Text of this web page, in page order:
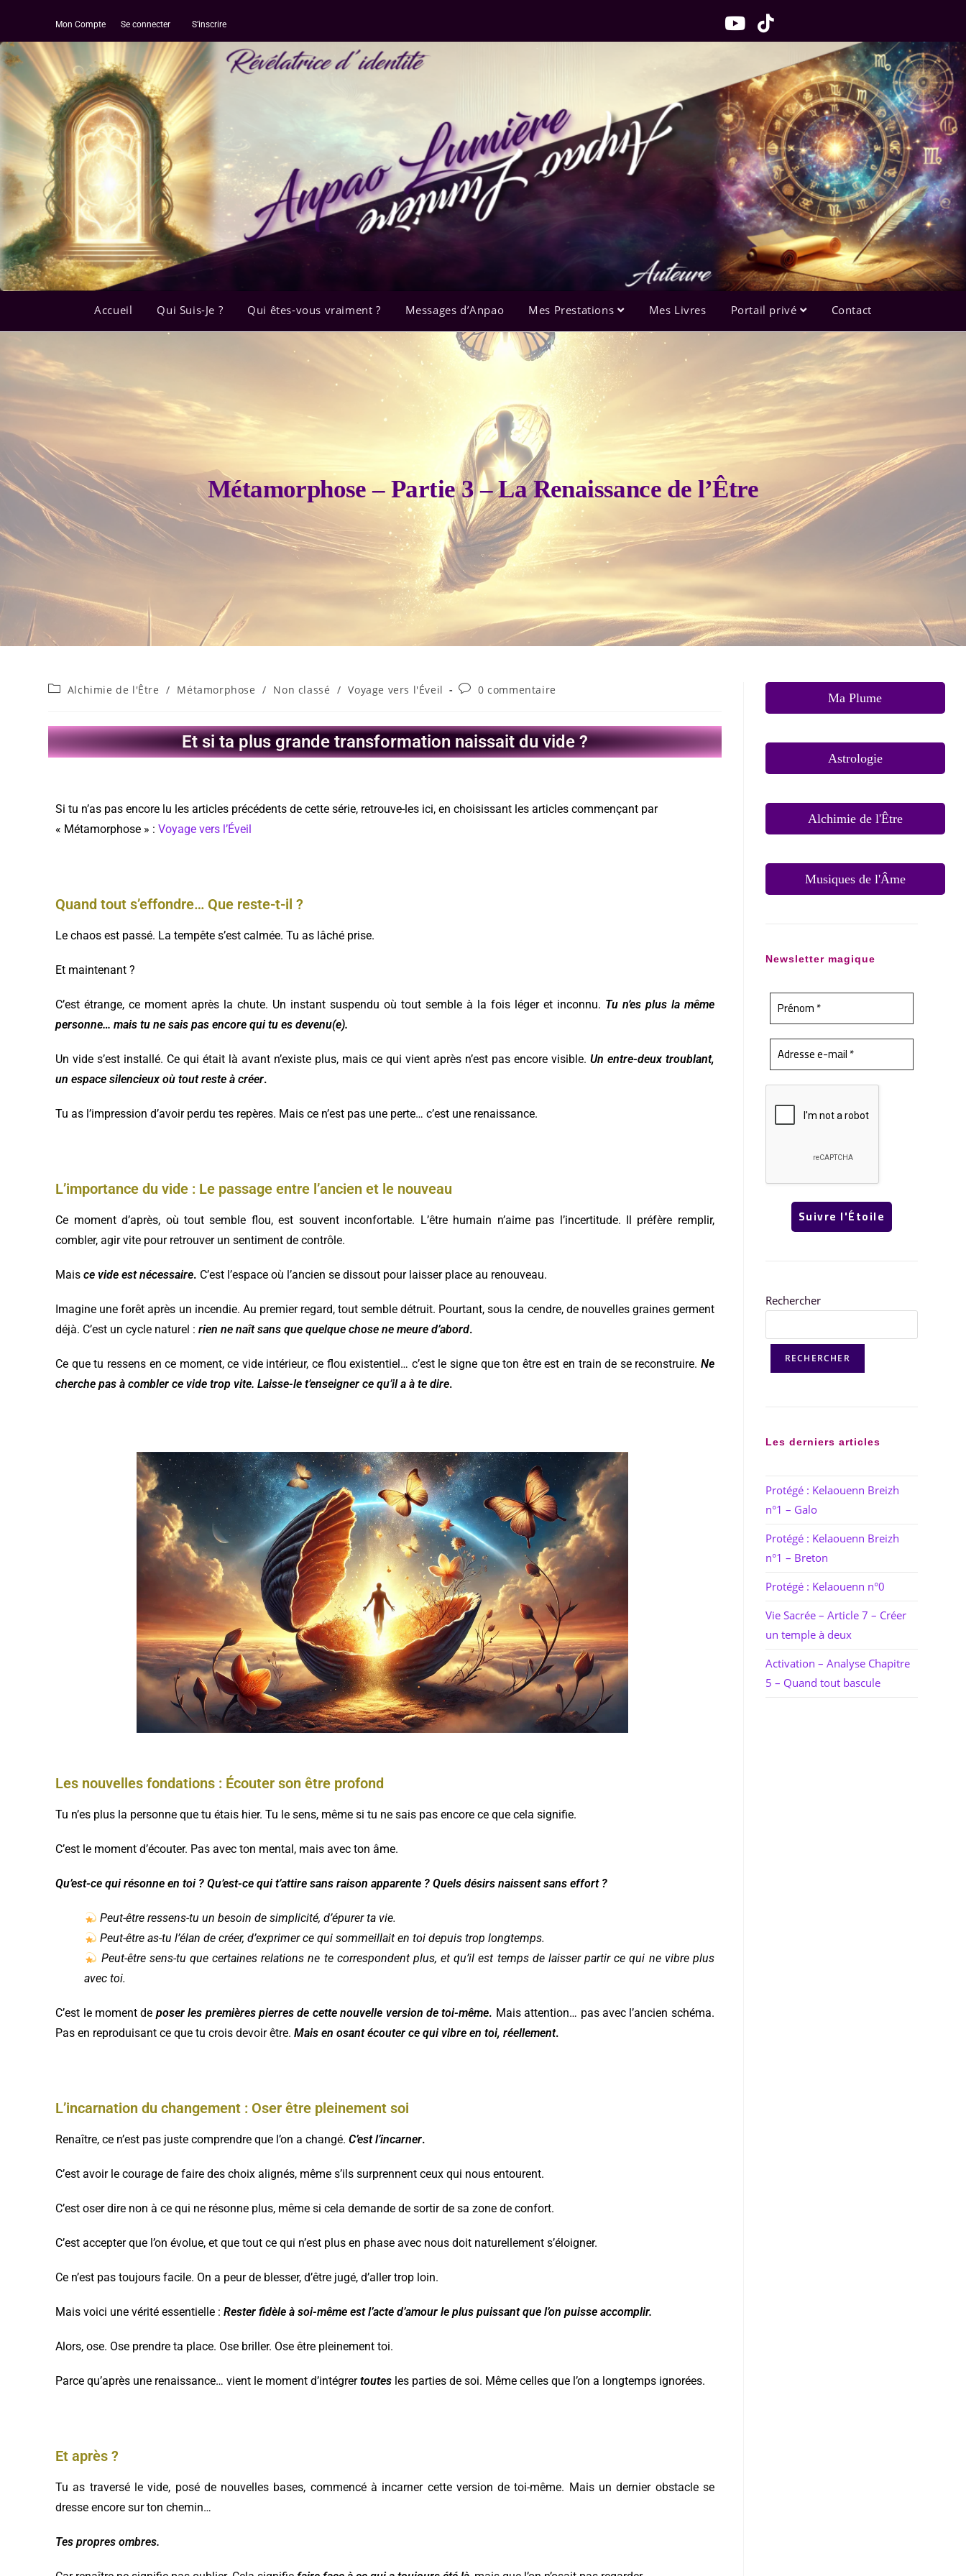
Mon Compte Se connecter S’inscrire
Accueil Qui Suis-Je ? Qui êtes-vous vraiment ? Messages d’Anpao Mes Prestations Mes Livres Portail privé Contact
Métamorphose – Partie 3 – La Renaissance de l’Être
Alchimie de l'Être / Métamorphose / Non classé / Voyage vers l'Éveil 0 commentaire
Et si ta plus grande transformation naissait du vide ?
Si tu n’as pas encore lu les articles précédents de cette série, retrouve-les ici, en choisissant les articles commençant par
« Métamorphose » :Voyage vers l’Éveil
Quand tout s’effondre… Que reste-t-il ?
Le chaos est passé. La tempête s’est calmée. Tu as lâché prise.
Et maintenant ?
C’est étrange, ce moment après la chute. Un instant suspendu où tout semble à la fois léger et inconnu. Tu n’es plus la même
personne… mais tu ne sais pas encore qui tu es devenu(e).
Un vide s’est installé. Ce qui était là avant n’existe plus, mais ce qui vient après n’est pas encore visible. Un entre-deux troublant,
un espace silencieux où tout reste à créer.
Tu as l’impression d’avoir perdu tes repères. Mais ce n’est pas une perte… c’est une renaissance.
L’importance du vide : Le passage entre l’ancien et le nouveau
Ce moment d’après, où tout semble flou, est souvent inconfortable. L’être humain n’aime pas l’incertitude. Il préfère remplir,
combler, agir vite pour retrouver un sentiment de contrôle.
Maisce vide est nécessaire. C’est l’espace où l’ancien se dissout pour laisser place au renouveau.
Imagine une forêt après un incendie. Au premier regard, tout semble détruit. Pourtant, sous la cendre, de nouvelles graines germent
déjà. C’est un cycle naturel :rien ne naît sans que quelque chose ne meure d’abord.
Ce que tu ressens en ce moment, ce vide intérieur, ce flou existentiel… c’est le signe que ton être est en train de se reconstruire. Ne
cherche pas à combler ce vide trop vite. Laisse-le t’enseigner ce qu’il a à te dire.
Les nouvelles fondations : Écouter son être profond
Tu n’es plus la personne que tu étais hier. Tu le sens, même si tu ne sais pas encore ce que cela signifie.
C’est le moment d’écouter. Pas avec ton mental, mais avec ton âme.
Qu’est-ce qui résonne en toi ? Qu’est-ce qui t’attire sans raison apparente ? Quels désirs naissent sans effort ?
Peut-être ressens-tu un besoin de simplicité, d’épurer ta vie.
Peut-être as-tu l’élan de créer, d’exprimer ce qui sommeillait en toi depuis trop longtemps.
Peut-être sens-tu que certaines relations ne te correspondent plus, et qu’il est temps de laisser partir ce qui ne vibre plus
avec toi.
C’est le moment de poser les premières pierres de cette nouvelle version de toi-même. Mais attention… pas avec l’ancien schéma.
Pas en reproduisant ce que tu crois devoir être.Mais en osant écouter ce qui vibre en toi, réellement.
L’incarnation du changement : Oser être pleinement soi
Renaître, ce n’est pas juste comprendre que l’on a changé.C’est l’incarner.
C’est avoir le courage de faire des choix alignés, même s’ils surprennent ceux qui nous entourent.
C’est oser dire non à ce qui ne résonne plus, même si cela demande de sortir de sa zone de confort.
C’est accepter que l’on évolue, et que tout ce qui n’est plus en phase avec nous doit naturellement s’éloigner.
Ce n’est pas toujours facile. On a peur de blesser, d’être jugé, d’aller trop loin.
Mais voici une vérité essentielle :Rester fidèle à soi-même est l’acte d’amour le plus puissant que l’on puisse accomplir.
Alors, ose. Ose prendre ta place. Ose briller. Ose être pleinement toi.
Parce qu’après une renaissance… vient le moment d’intégrertoutes les parties de soi. Même celles que l’on a longtemps ignorées.
Et après ?
Tu as traversé le vide, posé de nouvelles bases, commencé à incarner cette version de toi-même. Mais un dernier obstacle se
dresse encore sur ton chemin…
Tes propres ombres.
Ma Plume
Astrologie
Alchimie de l'Être
Musiques de l'Âme
Newsletter magique
Rechercher
RECHERCHER
Les derniers articles
Protégé : Kelaouenn Breizh
n°1 – Galo
Protégé : Kelaouenn Breizh
n°1 – Breton
Protégé : Kelaouenn n°0
Vie Sacrée – Article 7 – Créer
un temple à deux
Activation – Analyse Chapitre
5 – Quand tout bascule